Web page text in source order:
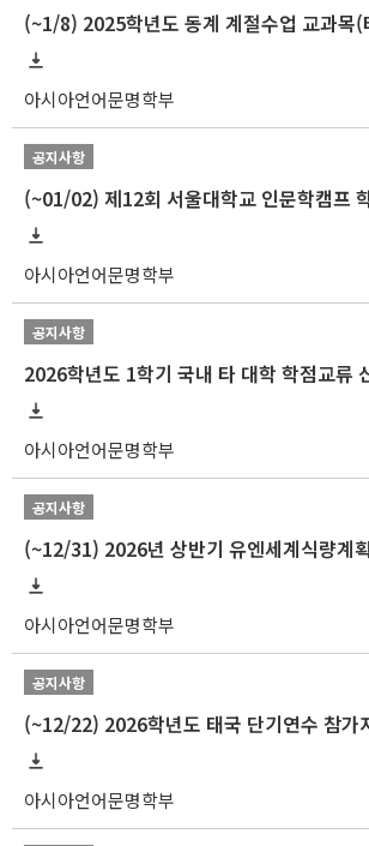
아시아언어문명학부
공지사항
(~01/02) 제12회 서울대학교 인문학캠프
아시아언어문명학부
공지사항
2026학년도 1학기 국내 타 대학 학점교류
아시아언어문명학부
공지사항
아시아언어문명학부
공지사항
(~12/22) 2026학년도 태국 단기연수 참가
아시아언어문명학부